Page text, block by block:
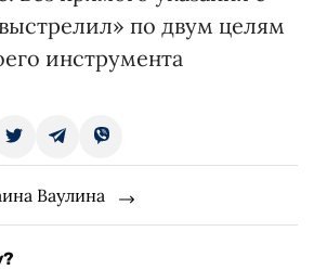
по двум целям
инструмента
Ваулина